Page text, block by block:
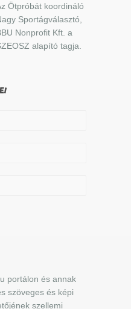
Ötpróbát koordináló
Sportágválasztó,
Nonprofit Kft. a
alapító tagja.
portálon és annak
szöveges és képi
szellemi